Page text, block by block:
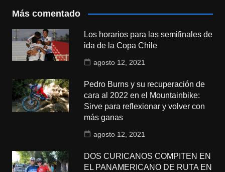
Más comentado
Los horarios para las semifinales de
ida de la Copa Chile
agosto 12, 2021
Pedro Burns y su recuperación de
cara al 2022 en el Mountainbike:
Sirve para reflexionar y volver con
más ganas
agosto 12, 2021
DOS CURICANOS COMPITEN EN
EL PANAMERICANO DE RUTA EN